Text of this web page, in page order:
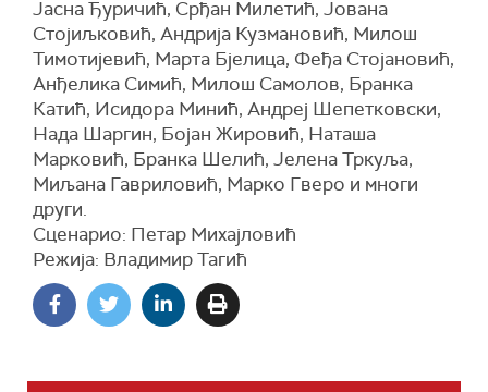
Јасна Ђуричић, Срђан Милетић, Јована
Стојиљковић, Андрија Кузмановић, Милош
Тимотијевић, Марта Бјелица, Феђа Стојановић,
Анђелика Симић, Милош Самолов, Бранка
Катић, Исидора Минић, Андреј Шепетковски,
Нада Шаргин, Бојан Жировић, Наташа
Марковић, Бранка Шелић, Јелена Тркуља,
Миљана Гавриловић, Марко Гверо и многи
други.
Сценарио: Петар Михајловић
Режија: Владимир Тагић